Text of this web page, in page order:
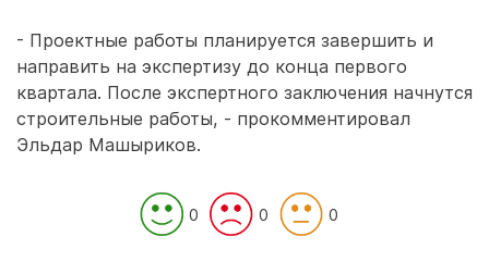
- Проектные работы планируется завершить и
направить на экспертизу до конца первого
квартала. После экспертного заключения начнутся
строительные работы, - прокомментировал
Эльдар Машыриков.
0 0 0